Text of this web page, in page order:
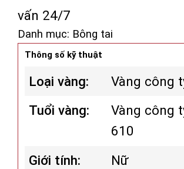
vấn 24/7
Danh mục: Bông tai
Thông số kỹ thuật
Loại vàng:
Vàng công
Tuổi vàng:
Vàng công
610
Giới tính:
Nữ